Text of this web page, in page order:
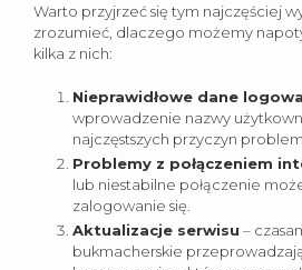
Warto przyjrzeć się tym najczęściej
zrozumieć, dlaczego możemy
kilka z nich:
Nieprawidłowe dane
wprowadzenie nazwy
najczęstszych przyczyn
Problemy z połączeniem
lub niestabilne połączenie
zalogowanie się.
Aktualizacje serwisu –
bukmacherskie